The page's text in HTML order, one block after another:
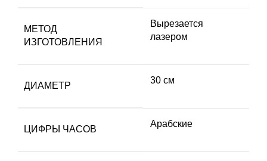
МЕТОД
ИЗГОТОВЛЕНИЯ
Вырезается
лазером
ДИАМЕТР
30 см
ЦИФРЫ ЧАСОВ
Арабские